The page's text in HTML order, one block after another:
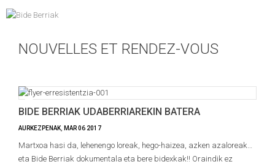
NOUVELLES ET RENDEZ-VOUS
BIDE BERRIAK UDABERRIAREKIN BATERA
AURKEZPENAK MAR06 2017
Martxoa hasi da, lehenengo loreak, hego-haizea, azken azaloreak…
eta Bide Berriak dokumentala eta bere bidexkak!! Oraindik ez